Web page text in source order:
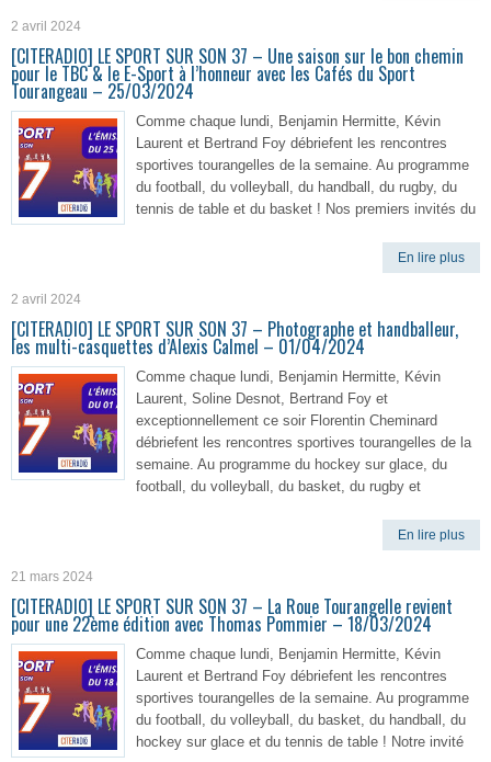
2 avril 2024
[CITERADIO] LE SPORT SUR SON 37 – Une saison sur le bon chemin
pour le TBC & le E-Sport à l’honneur avec les Cafés du Sport
Tourangeau – 25/03/2024
Comme chaque lundi, Benjamin Hermitte, Kévin
Laurent et Bertrand Foy débriefent les rencontres
sportives tourangelles de la semaine. Au programme
du football, du volleyball, du handball, du rugby, du
tennis de table et du basket ! Nos premiers invités du
En lire plus
2 avril 2024
[CITERADIO] LE SPORT SUR SON 37 – Photographe et handballeur,
les multi-casquettes d’Alexis Calmel – 01/04/2024
Comme chaque lundi, Benjamin Hermitte, Kévin
Laurent, Soline Desnot, Bertrand Foy et
exceptionnellement ce soir Florentin Cheminard
débriefent les rencontres sportives tourangelles de la
semaine. Au programme du hockey sur glace, du
football, du volleyball, du basket, du rugby et
En lire plus
21 mars 2024
[CITERADIO] LE SPORT SUR SON 37 – La Roue Tourangelle revient
pour une 22ème édition avec Thomas Pommier – 18/03/2024
Comme chaque lundi, Benjamin Hermitte, Kévin
Laurent et Bertrand Foy débriefent les rencontres
sportives tourangelles de la semaine. Au programme
du football, du volleyball, du basket, du handball, du
hockey sur glace et du tennis de table ! Notre invité